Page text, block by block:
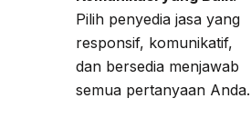
Pilih penyedia jasa yang
responsif, komunikatif,
dan bersedia menjawab
semua pertanyaan Anda.